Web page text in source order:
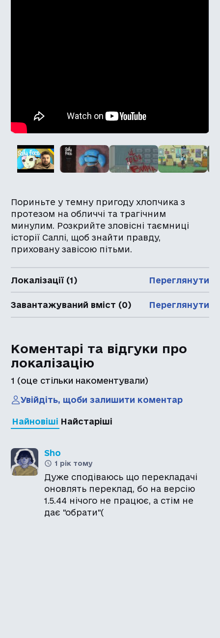
Пориньте у темну пригоду хлопчика з
протезом на обличчі та трагічним
минулим. Розкрийте зловісні таємниці
історії Саллі, щоб знайти правду,
приховану завісою пітьми.
Локалізації (1) Переглянути
Завантажуваний вміст (0) Переглянути
Коментарі та відгуки про
локалізацію
1 (оце стільки накоментували)
Увійдіть, щоби залишити коментар
Найновіші Найстаріші
Sho
1 рік тому
Дуже сподіваюсь що перекладачі
оновлять переклад, бо на версію
1.5.44 нічого не працює, а стім не
дає "обрати"(